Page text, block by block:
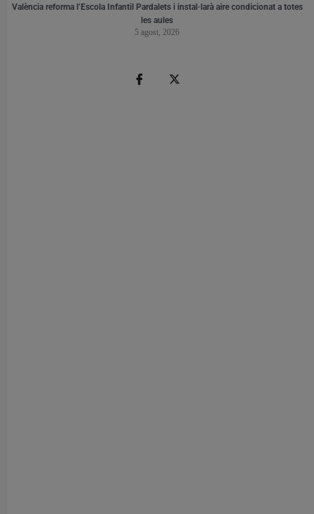
València reforma l’Escola Infantil Pardalets i instal·larà aire condicionat a totes
les aules
5 agost, 2026